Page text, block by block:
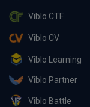
Viblo CTF
Viblo CV
Viblo Learning
Viblo Partner
Viblo Battle